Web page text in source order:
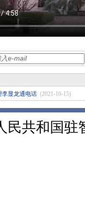
李显龙通电话 (2021-10-15)
民共和国驻